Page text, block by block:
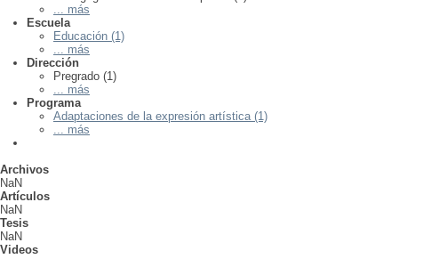
... más
Escuela
Educación (1)
... más
Dirección
Pregrado (1)
... más
Programa
Adaptaciones de la expresión artística (1)
... más
Archivos
NaN
Artículos
NaN
Tesis
NaN
Videos